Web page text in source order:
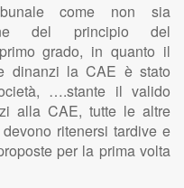
come non sia
del principio del
grado, in quanto il
dinanzi la CAE è stato
….stante il valido
alla CAE, tutte le altre
ritenersi tardive e
per la prima volta